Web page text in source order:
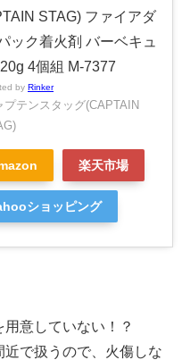
STAG) ファイアダ
ック着火剤 バーベキュ
4個組 M-7377
by Rinker
プテンスタッグ(CAPTAIN
楽天市場
ショッピング
意していない！？
で扱うので、火傷しな